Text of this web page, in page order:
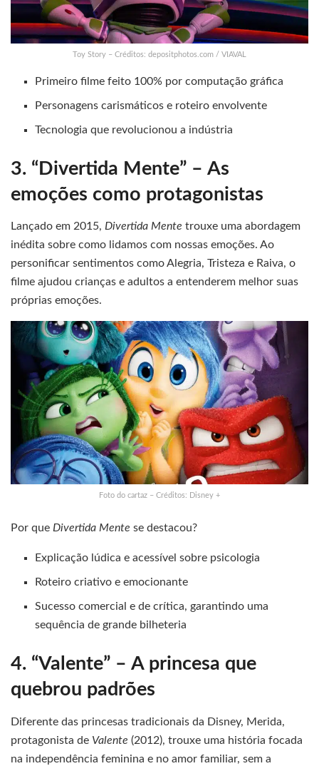
Toy Story – Créditos: depositphotos.com / VIAVAL
Primeiro filme feito 100% por computação gráfica
Personagens carismáticos e roteiro envolvente
Tecnologia que revolucionou a indústria
3. “Divertida Mente” – As
emoções como protagonistas
Lançado em 2015, Divertida Mente trouxe uma abordagem
inédita sobre como lidamos com nossas emoções. Ao
personificar sentimentos como Alegria, Tristeza e Raiva, o
filme ajudou crianças e adultos a entenderem melhor suas
próprias emoções.
Foto do cartaz – Créditos: Disney +
Por que Divertida Mente se destacou?
Explicação lúdica e acessível sobre psicologia
Roteiro criativo e emocionante
Sucesso comercial e de crítica, garantindo uma
sequência de grande bilheteria
4. “Valente” – A princesa que
quebrou padrões
Diferente das princesas tradicionais da Disney, Merida,
protagonista de Valente (2012), trouxe uma história focada
na independência feminina e no amor familiar, sem a